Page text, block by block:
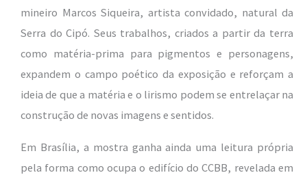
mineiro Marcos Siqueira, artista convidado, natural da
Serra do Cipó. Seus trabalhos, criados a partir da terra
como matéria-prima para pigmentos e personagens,
expandem o campo poético da exposição e reforçam a
ideia de que a matéria e o lirismo podem se entrelaçar na
construção de novas imagens e sentidos.
Em Brasília, a mostra ganha ainda uma leitura própria
pela forma como ocupa o edifício do CCBB, revelada em